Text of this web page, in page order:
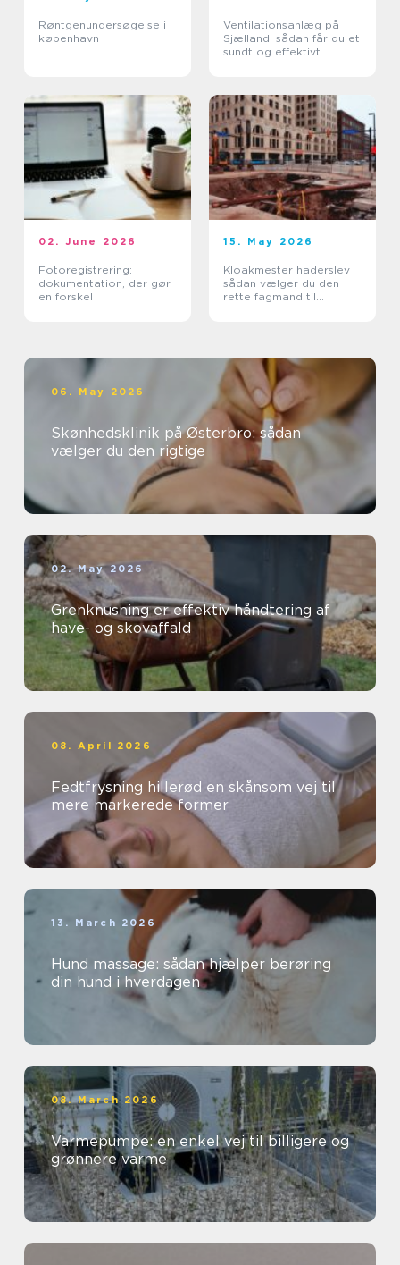
Røntgenundersøgelse i
københavn
Ventilationsanlæg på
Sjælland: sådan får du et
sundt og effektivt
02. June 2026
Fotoregistrering:
dokumentation, der gør
en forskel
15. May 2026
Kloakmester haderslev
sådan vælger du den
rette fagmand til
06. May 2026
Skønhedsklinik på Østerbro: sådan
vælger du den rigtige
02. May 2026
Grenknusning er effektiv håndtering af
have- og skovaffald
08. April 2026
Fedtfrysning hillerød en skånsom vej til
mere markerede former
13. March 2026
Hund massage: sådan hjælper berøring
din hund i hverdagen
08. March 2026
Varmepumpe: en enkel vej til billigere og
grønnere varme